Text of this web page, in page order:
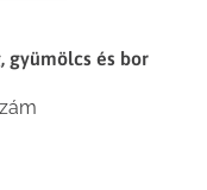
gyümölcs és bor